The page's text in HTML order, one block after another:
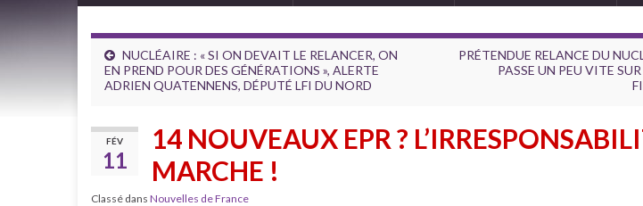
NUCLÉAIRE : « SI ON DEVAIT LE RELANCER, ON
EN PREND POUR DES GÉNÉRATIONS », ALERTE
ADRIEN QUATENNENS, DÉPUTÉ LFI DU NORD
PRÉTENDUE RELANCE DU
PASSE UN PEU VITE
FÉV
11
14 NOUVEAUX EPR ?
MARCHE !
Classé dans Nouvelles de France